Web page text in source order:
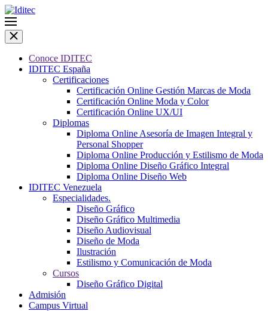
Conoce IDITEC
IDITEC España
Certificaciones
Certificación Online Gestión Marcas de Moda
Certificación Online Moda y Color
Certificación Online UX/UI
Diplomas
Diploma Online Asesoría de Imagen Integral y
Personal Shopper
Diploma Online Producción y Estilismo de Moda
Diploma Online Diseño Gráfico Integral
Diploma Online Diseño Web
IDITEC Venezuela
Especialidades.
Diseño Gráfico
Diseño Gráfico Multimedia
Diseño Audiovisual
Diseño de Moda
Ilustración
Estilismo y Comunicación de Moda
Cursos
Diseño Gráfico Digital
Admisión
Campus Virtual